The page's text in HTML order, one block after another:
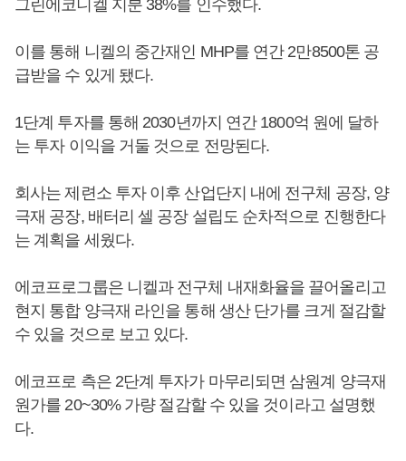
그린에코니켈 지분 38%를 인수했다.
이를 통해 니켈의 중간재인 MHP를 연간 2만8500톤 공
급받을 수 있게 됐다.
1단계 투자를 통해 2030년까지 연간 1800억 원에 달하
는 투자 이익을 거둘 것으로 전망된다.
회사는 제련소 투자 이후 산업단지 내에 전구체 공장, 양
극재 공장, 배터리 셀 공장 설립도 순차적으로 진행한다
는 계획을 세웠다.
에코프로그룹은 니켈과 전구체 내재화율을 끌어올리고
현지 통합 양극재 라인을 통해 생산 단가를 크게 절감할
수 있을 것으로 보고 있다.
에코프로 측은 2단계 투자가 마무리되면 삼원계 양극재
원가를 20~30% 가량 절감할 수 있을 것이라고 설명했
다.